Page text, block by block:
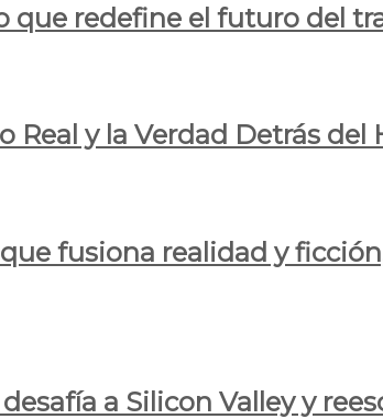
que redefine el futuro del
Real y la Verdad Detrás
fusiona realidad y
a Silicon Valley y